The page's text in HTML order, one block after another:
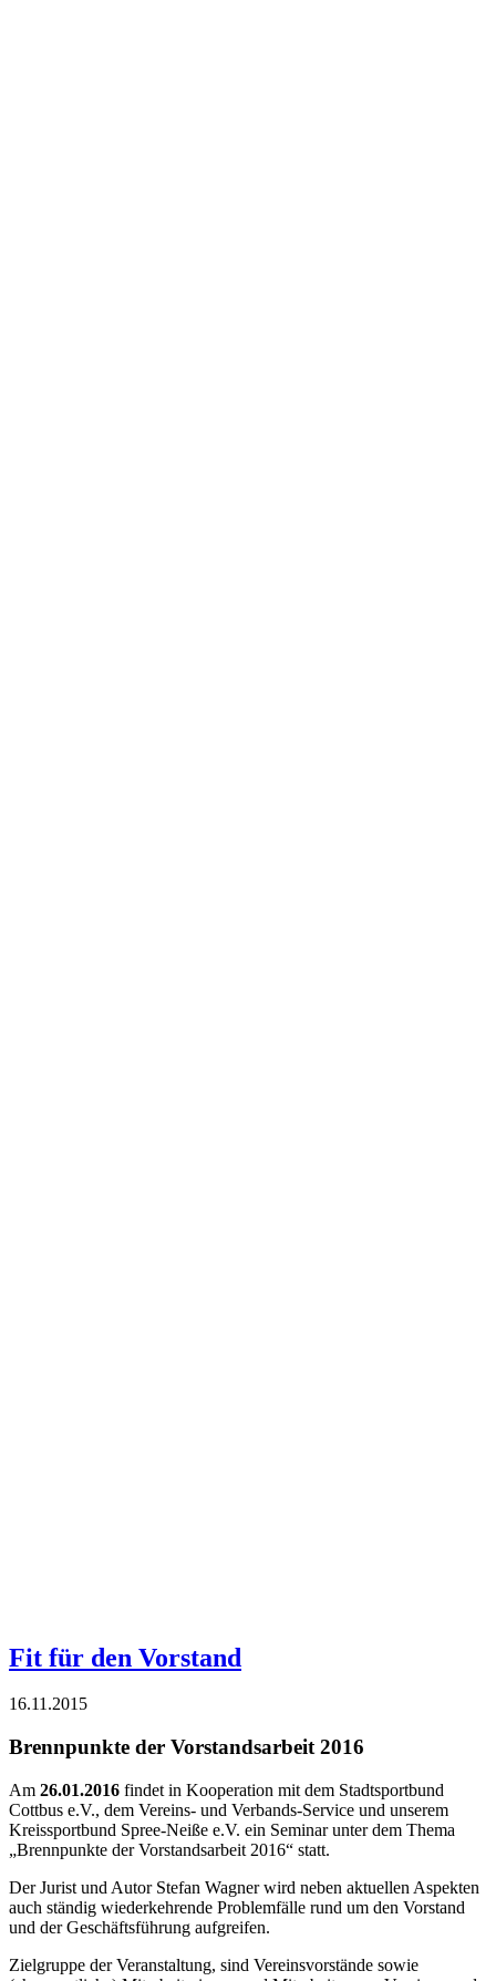
Fit für den Vorstand
16.11.2015
Brennpunkte der Vorstandsarbeit 2016
Am 26.01.2016 findet in Kooperation mit dem Stadtsportbund
Cottbus e.V., dem Vereins- und Verbands-Service und unserem
Kreissportbund Spree-Neiße e.V. ein Seminar unter dem Thema
„Brennpunkte der Vorstandsarbeit 2016“ statt.
Der Jurist und Autor Stefan Wagner wird neben aktuellen Aspekten
auch ständig wiederkehrende Problemfälle rund um den Vorstand
und der Geschäftsführung aufgreifen.
Zielgruppe der Veranstaltung, sind Vereinsvorstände sowie